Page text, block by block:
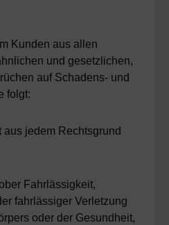
Kunden aus allen
und gesetzlichen,
auf Schadens- und
folgt:
aus jedem Rechtsgrund
Fahrlässigkeit,
fahrlässiger Verletzung
oder der Gesundheit,